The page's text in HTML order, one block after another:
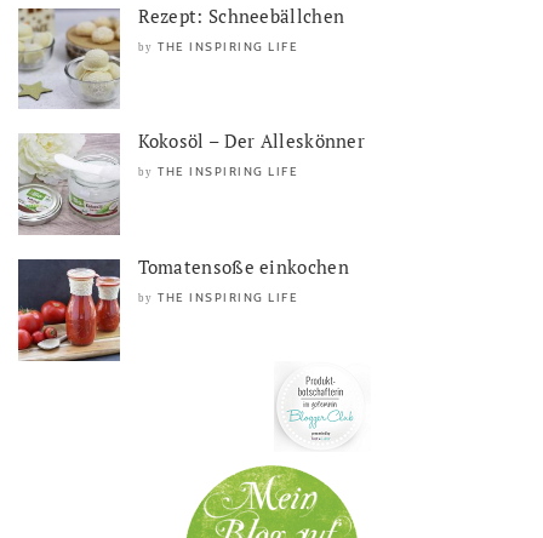
Rezept: Schneebällchen
by THE INSPIRING LIFE
Kokosöl – Der Alleskönner
by THE INSPIRING LIFE
Tomatensoße einkochen
by THE INSPIRING LIFE